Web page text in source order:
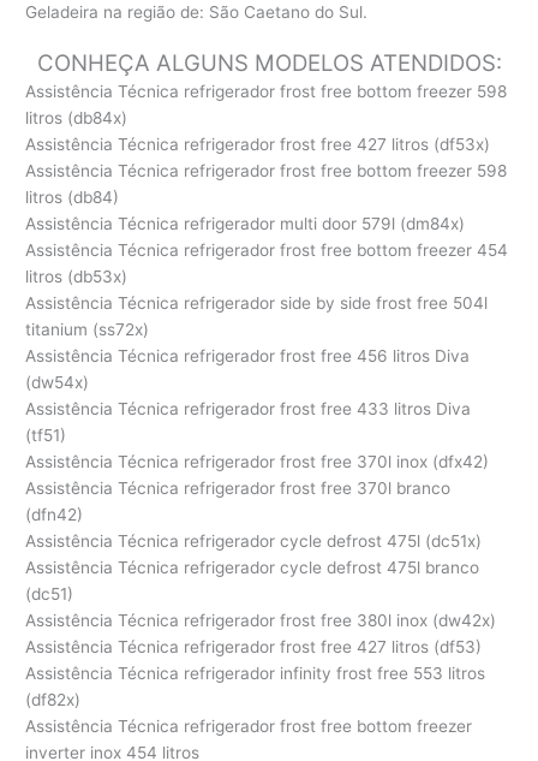
Geladeira na região de: São Caetano do Sul.
CONHEÇA ALGUNS MODELOS ATENDIDOS:
Assistência Técnica refrigerador frost free bottom freezer 598
litros (db84x)
Assistência Técnica refrigerador frost free 427 litros (df53x)
Assistência Técnica refrigerador frost free bottom freezer 598
litros (db84)
Assistência Técnica refrigerador multi door 579l (dm84x)
Assistência Técnica refrigerador frost free bottom freezer 454
litros (db53x)
Assistência Técnica refrigerador side by side frost free 504l
titanium (ss72x)
Assistência Técnica refrigerador frost free 456 litros Diva
(dw54x)
Assistência Técnica refrigerador frost free 433 litros Diva
(tf51)
Assistência Técnica refrigerador frost free 370l inox (dfx42)
Assistência Técnica refrigerador frost free 370l branco
(dfn42)
Assistência Técnica refrigerador cycle defrost 475l (dc51x)
Assistência Técnica refrigerador cycle defrost 475l branco
(dc51)
Assistência Técnica refrigerador frost free 380l inox (dw42x)
Assistência Técnica refrigerador frost free 427 litros (df53)
Assistência Técnica refrigerador infinity frost free 553 litros
(df82x)
Assistência Técnica refrigerador frost free bottom freezer
inverter inox 454 litros